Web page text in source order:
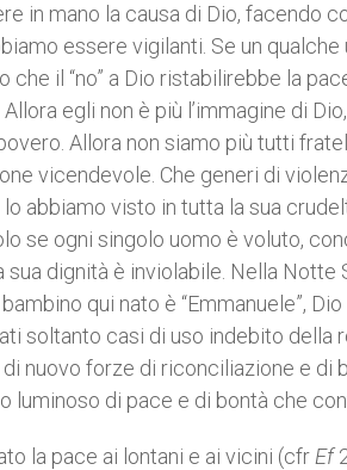
in mano la causa di Dio, facendo
essere vigilanti. Se un
il “no” a Dio ristabilirebbe la
egli non è più l’immagine di
Allora non siamo più tutti
vicendevole. Che generi di
abbiamo visto in tutta la sua
se ogni singolo uomo è voluto,
sua dignità è inviolabile. Nella
qui nato è “Emmanuele”,
soltanto casi di uso indebito della
nuovo forze di riconciliazione e di
luminoso di pace e di bontà che
la pace ai lontani e ai vicini (cfr Ef